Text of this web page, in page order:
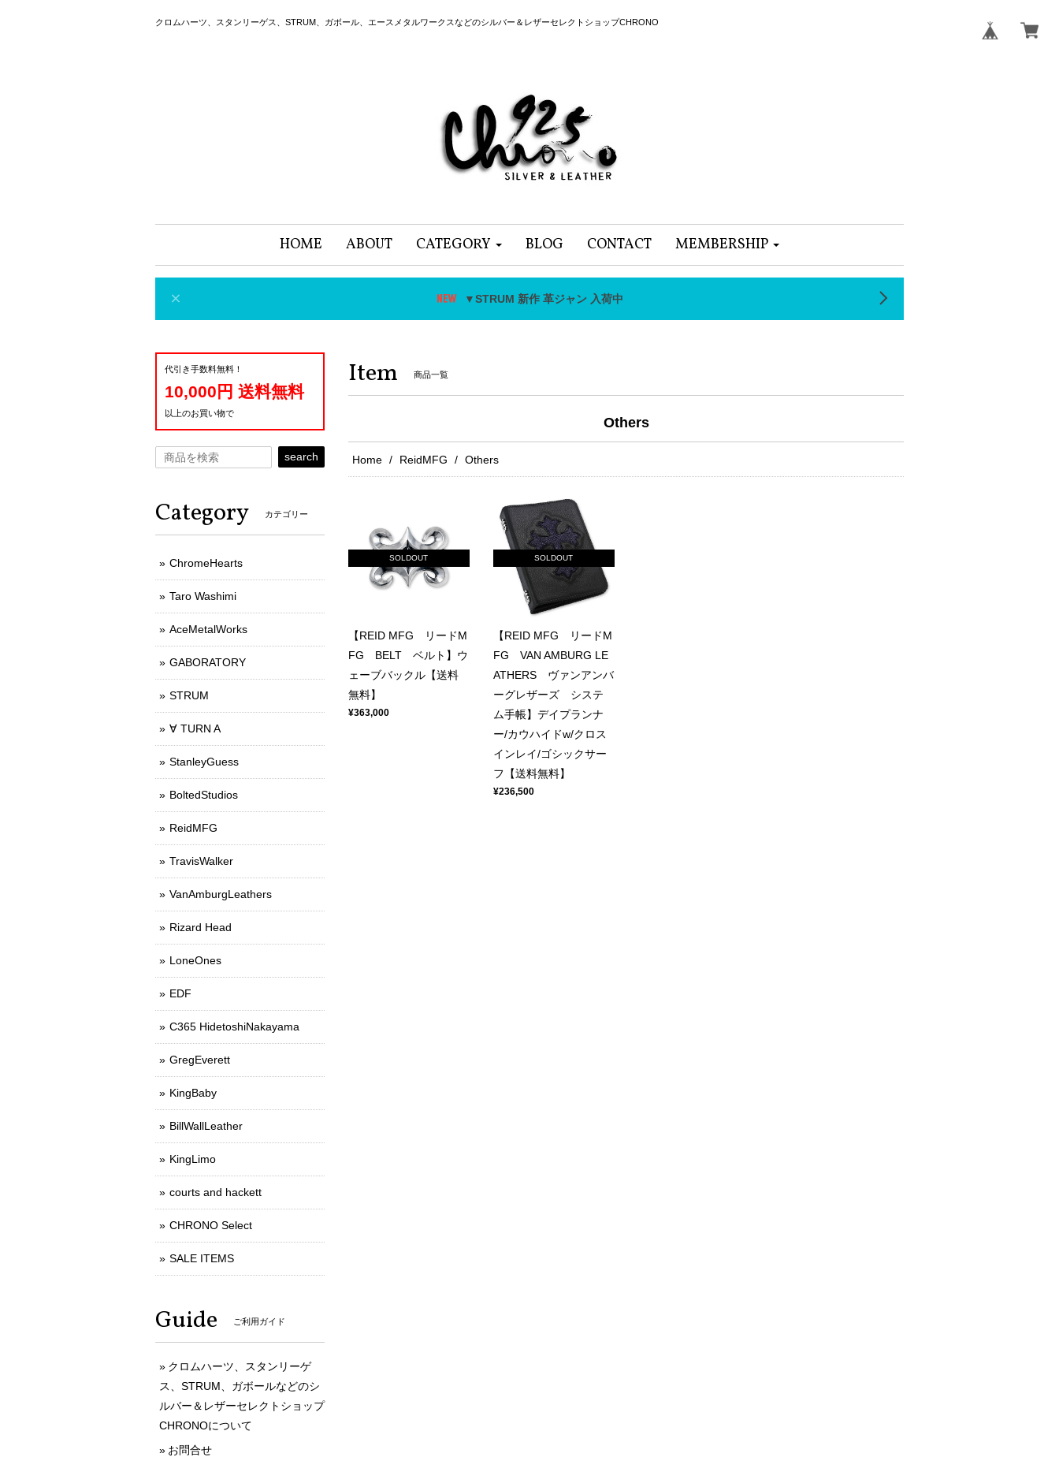
クロムハーツ、スタンリーゲス、STRUM、ガボール、エースメタルワークスなどのシルバー＆レザーセレクトショップCHRONO
HOME ABOUT CATEGORY BLOG CONTACT MEMBERSHIP
▼STRUM 新作 革ジャン 入荷中
Item 商品一覧
Others
Home ReidMFG Others
SOLDOUT
【REID MFG リードM
FG BELT ベルト】ウ
ェーブバックル【送料
無料】
¥363,000
SOLDOUT
【REID MFG リードM
FG VAN AMBURG LE
ATHERS ヴァンアンバ
ーグレザーズ システ
ム手帳】デイプランナ
ー/カウハイドw/クロス
インレイ/ゴシックサー
フ【送料無料】
¥236,500
代引き手数料無料！
10,000円 送料無料
以上のお買い物で
search
Category カテゴリー
ChromeHearts
Taro Washimi
AceMetalWorks
GABORATORY
STRUM
∀ TURN A
StanleyGuess
BoltedStudios
ReidMFG
TravisWalker
VanAmburgLeathers
Rizard Head
LoneOnes
EDF
C365 HidetoshiNakayama
GregEverett
KingBaby
BillWallLeather
KingLimo
courts and hackett
CHRONO Select
SALE ITEMS
Guide ご利用ガイド
クロムハーツ、スタンリーゲ
ス、STRUM、ガボールなどのシ
ルバー＆レザーセレクトショップ
CHRONOについて
お問合せ